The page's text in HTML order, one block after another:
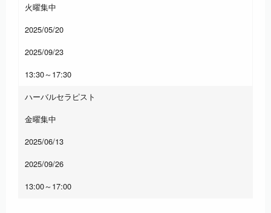
火曜集中
2025/05/20
2025/09/23
13:30～17:30
ハーバルセラピスト
金曜集中
2025/06/13
2025/09/26
13:00～17:00